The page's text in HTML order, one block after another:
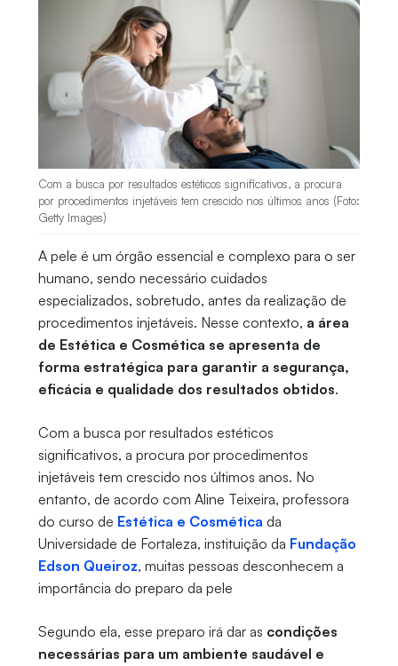
Com a busca por resultados estéticos significativos, a procura
por procedimentos injetáveis tem crescido nos últimos anos (Foto:
Getty Images)
A pele é um órgão essencial e complexo para o ser
humano, sendo necessário cuidados
especializados, sobretudo, antes da realização de
procedimentos injetáveis. Nesse contexto, a área
de Estética e Cosmética se apresenta de
forma estratégica para garantir a segurança,
eficácia e qualidade dos resultados obtidos.
Com a busca por resultados estéticos
significativos, a procura por procedimentos
injetáveis tem crescido nos últimos anos. No
entanto, de acordo com Aline Teixeira, professora
do curso de Estética e Cosmética da
Universidade de Fortaleza, instituição da Fundação
Edson Queiroz, muitas pessoas desconhecem a
importância do preparo da pele
Segundo ela, esse preparo irá dar as condições
necessárias para um ambiente saudável e